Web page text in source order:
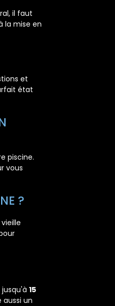
il faut
la mise en
et
état
piscine.
vous
?
15
un